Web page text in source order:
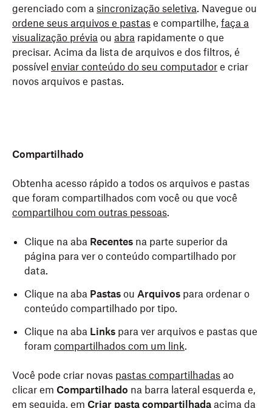
gerenciado com a sincronização seletiva. Navegue ou
ordene seus arquivos e pastas e compartilhe, faça a
visualização prévia ou abra rapidamente o que
precisar. Acima da lista de arquivos e dos filtros, é
possível enviar conteúdo do seu computador e criar
novos arquivos e pastas.
Compartilhado
Obtenha acesso rápido a todos os arquivos e pastas
que foram compartilhados com você ou que você
compartilhou com outras pessoas.
Clique na aba Recentes na parte superior da
página para ver o conteúdo compartilhado por
data.
Clique na aba Pastas ou Arquivos para ordenar o
conteúdo compartilhado por tipo.
Clique na aba Links para ver arquivos e pastas que
foram compartilhados com um link.
Você pode criar novas pastas compartilhadas ao
clicar em Compartilhado na barra lateral esquerda e,
em seguida, em Criar pasta compartilhada acima da